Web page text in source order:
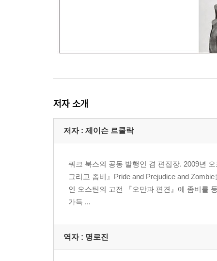
저자 소개
저자 : 제이슨 르쿨락
쿼크 북스의 공동 발행인 겸 편집장. 2009년
그리고 좀비』Pride and Prejudice and
인 오스틴의 고전 『오만과 편견』에 좀비를
가득 ...
역자 : 명로진